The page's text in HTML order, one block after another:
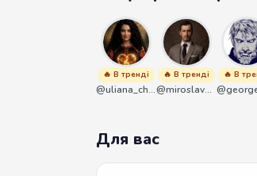
🔥 В тренді
@uliana_chernenko
🔥 В тренді
@miroslavmaniyk
🔥 В
Для вас